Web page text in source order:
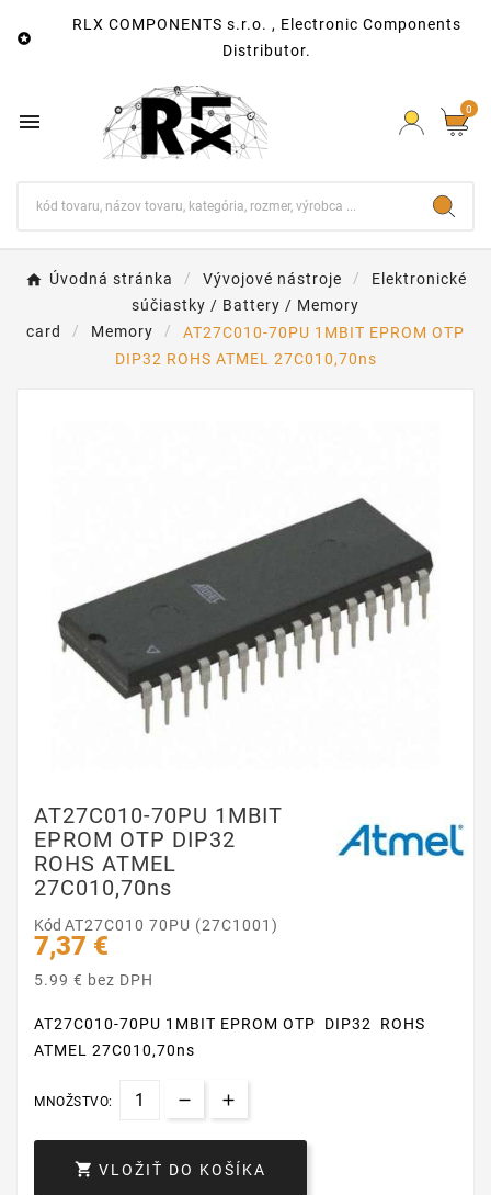

RLX COMPONENTS s.r.o. , Electronic Components
Distributor.
 0
Úvodná stránka Vývojové nástroje
Elektronické
súčiastky / Battery / Memory
card
Memory
AT27C010-70PU 1MBIT EPROM OTP
DIP32 ROHS ATMEL 27C010,70ns
AT27C010-70PU 1MBIT
EPROM OTP DIP32
ROHS ATMEL
27C010,70ns
Kód AT27C010 70PU (27C1001)
7,37 €
5.99 € bez DPH
AT27C010-70PU 1MBIT EPROM OTP DIP32 ROHS
ATMEL 27C010,70ns
MNOŽSTVO:
 VLOŽIŤ DO KOŠÍKA